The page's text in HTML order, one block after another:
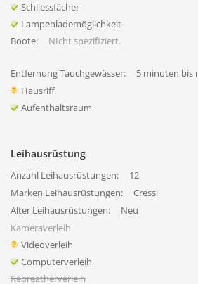
Schliessfächer
Lampenlademöglichkeit
Boote:
NIcht spezifiziert.
Entfernung Tauchgewässer:
5 minuten bis
Hausriff
Aufenthaltsraum
Leihausrüstung
Anzahl Leihausrüstungen:
12
Marken Leihausrüstungen:
Cressi
Alter Leihausrüstungen:
Neu
Kameraverleih
Videoverleih
Computerverleih
Rebreatherverleih